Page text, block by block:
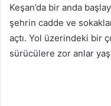
Keşan’da bir anda
şehrin cadde ve
açtı. Yol üzerindeki bir
sürücülere zor anlar